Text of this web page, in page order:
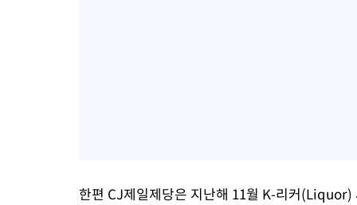
한편 CJ제일제당은 지난해 11월 K-리커